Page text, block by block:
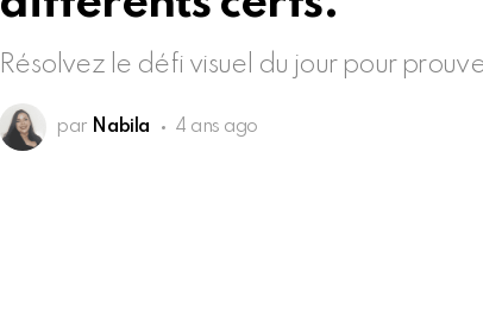
Résolvez le défi visuel du jour pour
par Nabila 4 ans ago